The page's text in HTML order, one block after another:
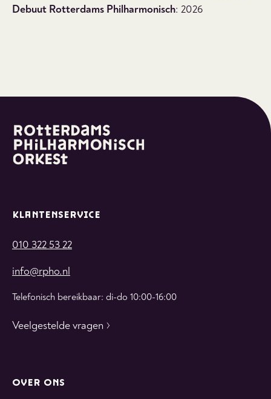
Debuut Rotterdams Philharmonisch: 2026
KLANTENSERVICE
010 322 53 22
info@rpho.nl
Telefonisch bereikbaar: di-do 10:00-16:00
Veelgestelde vragen
OVER ONS